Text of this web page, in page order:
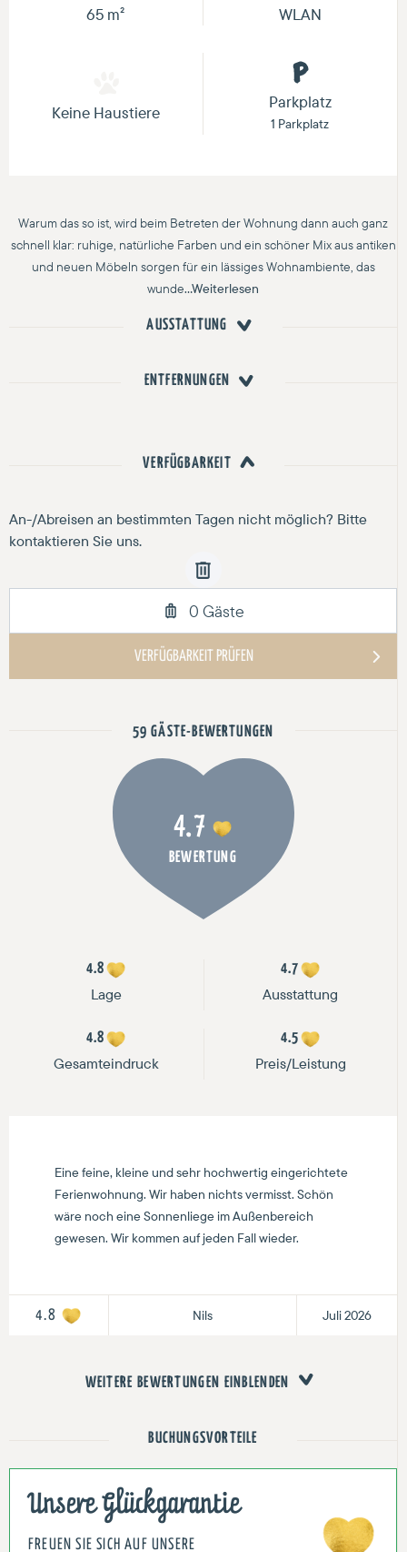
65 m² WLAN
Keine Haustiere
Parkplatz
1 Parkplatz
Warum das so ist, wird beim Betreten der Wohnung dann auch ganz
schnell klar: ruhige, natürliche Farben und ein schöner Mix aus antiken
und neuen Möbeln sorgen für ein lässiges Wohnambiente, das
wunde...Weiterlesen
AUSSTATTUNG
ENTFERNUNGEN
VERFÜGBARKEIT
59 GÄSTE-BEWERTUNGEN
4.7
BEWERTUNG
4.8
Lage
4.7
Ausstattung
4.8
Gesamteindruck
4.5
Preis/Leistung
Eine feine, kleine und sehr hochwertig eingerichtete
Ferienwohnung. Wir haben nichts vermisst. Schön
wäre noch eine Sonnenliege im Außenbereich
gewesen. Wir kommen auf jeden Fall wieder.
4.8 Nils Juli 2026
WEITERE BEWERTUNGEN EINBLENDEN
BUCHUNGSVORTEILE
Unsere Glückgarantie
FREUEN SIE SICH AUF UNSERE